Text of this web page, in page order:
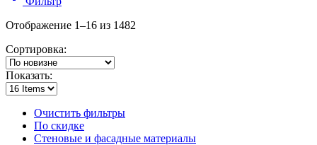
Отображение 1–16 из 1482
Сортировка:
Показать:
Очистить фильтры
По скидке
Стеновые и фасадные материалы